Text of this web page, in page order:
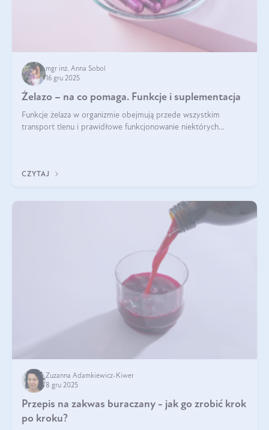
mgr inż. Anna Sobol
16 gru 2025
Żelazo – na co pomaga. Funkcje i suplementacja
Funkcje żelaza w organizmie obejmują przede wszystkim
transport tlenu i prawidłowe funkcjonowanie niektórych
CZYTAJ
Zuzanna Adamkiewicz-Kiwer
8 gru 2025
Przepis na zakwas buraczany - jak go zrobić krok
po kroku?